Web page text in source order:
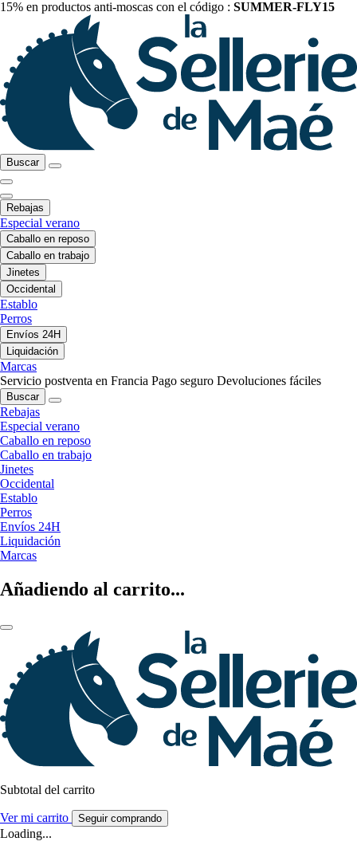
15% en productos anti-moscas con el código : SUMMER-FLY15
Buscar
Rebajas
Especial verano
Caballo en reposo
Caballo en trabajo
Jinetes
Occidental
Establo
Perros
Envíos 24H
Liquidación
Marcas
Servicio postventa en Francia Pago seguro Devoluciones fáciles
Buscar
Rebajas
Especial verano
Caballo en reposo
Caballo en trabajo
Jinetes
Occidental
Establo
Perros
Envíos 24H
Liquidación
Marcas
Añadiendo al carrito...
Subtotal del carrito
Ver mi carrito Seguir comprando
Loading...